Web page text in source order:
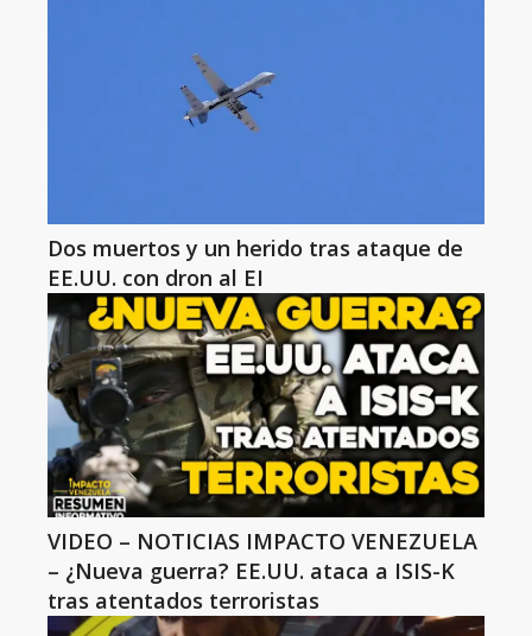
Dos muertos y un herido tras ataque de
EE.UU. con dron al EI
VIDEO – NOTICIAS IMPACTO VENEZUELA
– ¿Nueva guerra? EE.UU. ataca a ISIS-K
tras atentados terroristas